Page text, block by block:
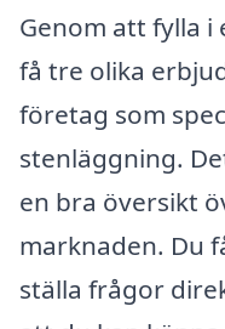
Genom att fylla i
få tre olika
företag som
stenläggning.
en bra översikt
marknaden. Du
ställa frågor